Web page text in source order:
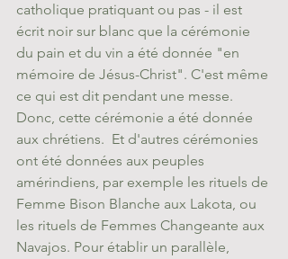
catholique pratiquant ou pas - il est
écrit noir sur blanc que la cérémonie
du pain et du vin a été donnée "en
mémoire de Jésus-Christ". C'est même
ce qui est dit pendant une messe.
Donc, cette cérémonie a été donnée
aux chrétiens.  Et d'autres cérémonies
ont été données aux peuples
amérindiens, par exemple les rituels de
Femme Bison Blanche aux Lakota, ou
les rituels de Femmes Changeante aux
Navajos. Pour établir un parallèle,